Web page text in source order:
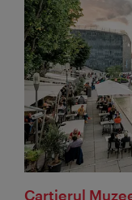
Cartierul